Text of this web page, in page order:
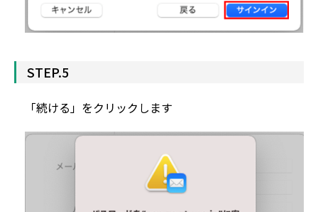
STEP.5
「続ける」をクリックします